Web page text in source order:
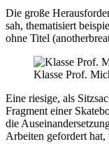
Die große
sah, thematisiert
ohne Titel
Klasse Prof.
Eine riesige, als
Fragment einer
die
Arbeiten gefordert